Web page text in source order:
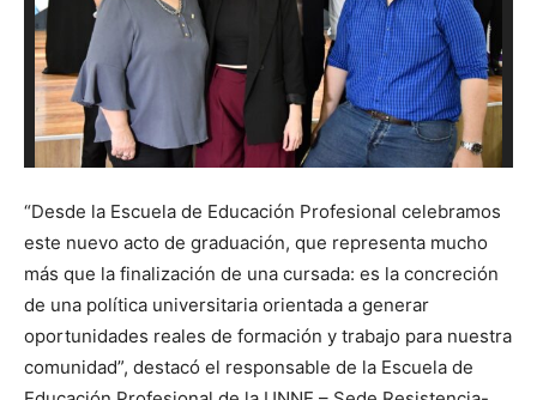
“Desde la Escuela de Educación Profesional celebramos
este nuevo acto de graduación, que representa mucho
más que la finalización de una cursada: es la concreción
de una política universitaria orientada a generar
oportunidades reales de formación y trabajo para nuestra
comunidad”, destacó el responsable de la Escuela de